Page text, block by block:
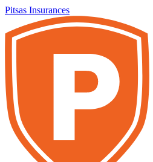
Pitsas Insurances